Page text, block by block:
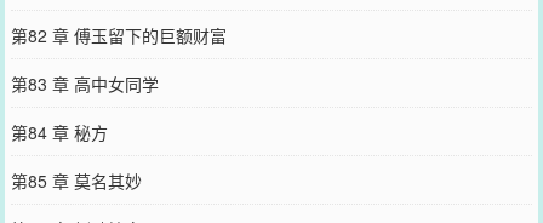
第82 章 傅玉留下的巨额财富
第83 章 高中女同学
第84 章 秘方
第85 章 莫名其妙